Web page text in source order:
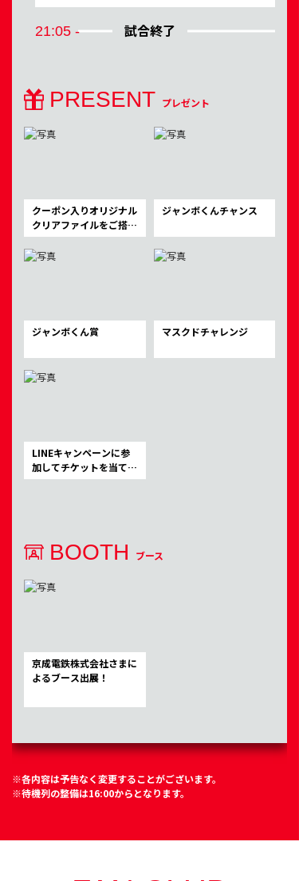
21:05 - 試合終了
PRESENT プレゼント
クーポン入りオリジナル
クリアファイルをご搭乗
者全員にプレゼント！
ジャンボくんチャンス
ジャンボくん賞 マスクドチャレンジ
LINEキャンペーンに参
加してチケットを当てよ
う！
BOOTH ブース
京成電鉄株式会社さまに
よるブース出展！
※各内容は予告なく変更することがございます。
※待機列の整備は16:00からとなります。